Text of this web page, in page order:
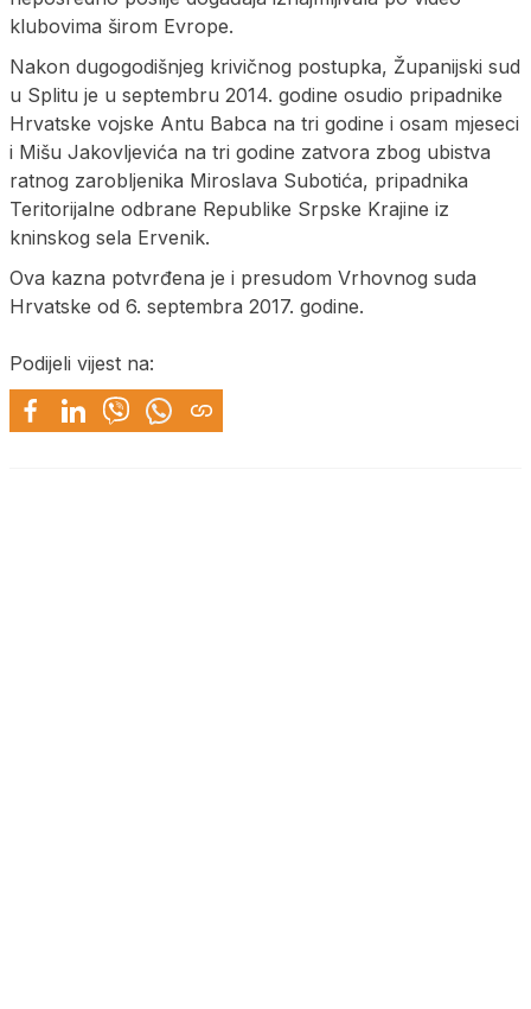
klubovima širom Evrope.
Nakon dugogodišnjeg krivičnog postupka, Županijski sud
u Splitu je u septembru 2014. godine osudio pripadnike
Hrvatske vojske Antu Babca na tri godine i osam mjeseci
i Mišu Јakovljevića na tri godine zatvora zbog ubistva
ratnog zarobljenika Miroslava Subotića, pripadnika
Teritorijalne odbrane Republike Srpske Krajine iz
kninskog sela Ervenik.
Ova kazna potvrđena je i presudom Vrhovnog suda
Hrvatske od 6. septembra 2017. godine.
Podijeli vijest na: